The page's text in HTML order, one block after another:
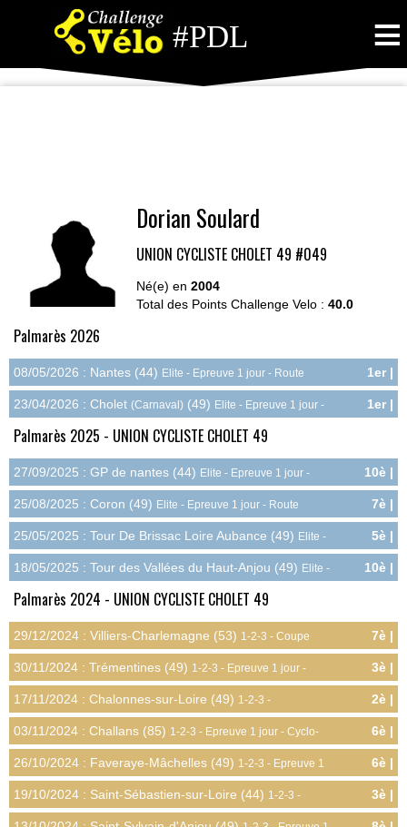
#PDL ≡
Dorian Soulard
UNION CYCLISTE CHOLET 49 #049
Né(e) en 2004
Total des Points Challenge Velo : 40.0
Palmarès 2026
08/05/2026 : Nantes (44) Elite - Epreuve 1 jour - Route
1er |
20.0pts
23/04/2026 : Cholet (Carnaval) (49) Elite - Epreuve 1 jour -
1er |
20.0pts
Palmarès 2025 - UNION CYCLISTE CHOLET 49
27/09/2025 : GP de nantes (44) Elite - Epreuve 1 jour -
Route
10è |
6.0pts
25/08/2025 : Coron (49) Elite - Epreuve 1 jour - Route
7è |
9.0pts
25/05/2025 : Tour De Brissac Loire Aubance (49) Elite -
Epreuve 1 jour - Route
5è |
12.0pts
18/05/2025 : Tour des Vallées du Haut-Anjou (49) Elite -
10è |
6.0pts
Palmarès 2024 - UNION CYCLISTE CHOLET 49
29/12/2024 : Villiers-Charlemagne (53) 1-2-3 - Coupe
Régionale - Cyclo-cross
7è |
10.1pts
30/11/2024 : Trémentines (49) 1-2-3 - Epreuve 1 jour -
Cyclo-cross
3è |
12.0pts
17/11/2024 : Chalonnes-sur-Loire (49) 1-2-3 -
Championnat Départemental - Cyclo-cross
2è |
20.3pts
03/11/2024 : Challans (85) 1-2-3 - Epreuve 1 jour - Cyclo-
cross
6è |
7.5pts
26/10/2024 : Faveraye-Mâchelles (49) 1-2-3 - Epreuve 1
jour - Cyclo-cross
6è |
7.5pts
19/10/2024 : Saint-Sébastien-sur-Loire (44) 1-2-3 -
Epreuve 1 jour - Cyclo-cross
3è |
12.0pts